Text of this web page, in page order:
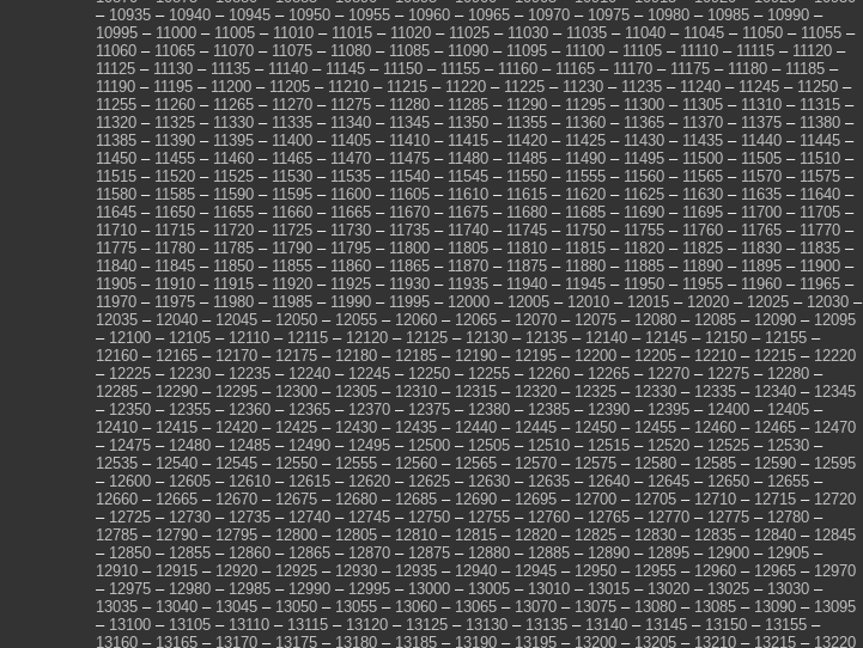
– 10935 – 10940 – 10945 – 10950 – 10955 – 10960 – 10965 – 10970 – 10975 – 10980 – 10985 – 10990 –
10995 – 11000 – 11005 – 11010 – 11015 – 11020 – 11025 – 11030 – 11035 – 11040 – 11045 – 11050 – 11055 –
11060 – 11065 – 11070 – 11075 – 11080 – 11085 – 11090 – 11095 – 11100 – 11105 – 11110 – 11115 – 11120 –
11125 – 11130 – 11135 – 11140 – 11145 – 11150 – 11155 – 11160 – 11165 – 11170 – 11175 – 11180 – 11185 –
11190 – 11195 – 11200 – 11205 – 11210 – 11215 – 11220 – 11225 – 11230 – 11235 – 11240 – 11245 – 11250 –
11255 – 11260 – 11265 – 11270 – 11275 – 11280 – 11285 – 11290 – 11295 – 11300 – 11305 – 11310 – 11315 –
11320 – 11325 – 11330 – 11335 – 11340 – 11345 – 11350 – 11355 – 11360 – 11365 – 11370 – 11375 – 11380 –
11385 – 11390 – 11395 – 11400 – 11405 – 11410 – 11415 – 11420 – 11425 – 11430 – 11435 – 11440 – 11445 –
11450 – 11455 – 11460 – 11465 – 11470 – 11475 – 11480 – 11485 – 11490 – 11495 – 11500 – 11505 – 11510 –
11515 – 11520 – 11525 – 11530 – 11535 – 11540 – 11545 – 11550 – 11555 – 11560 – 11565 – 11570 – 11575 –
11580 – 11585 – 11590 – 11595 – 11600 – 11605 – 11610 – 11615 – 11620 – 11625 – 11630 – 11635 – 11640 –
11645 – 11650 – 11655 – 11660 – 11665 – 11670 – 11675 – 11680 – 11685 – 11690 – 11695 – 11700 – 11705 –
11710 – 11715 – 11720 – 11725 – 11730 – 11735 – 11740 – 11745 – 11750 – 11755 – 11760 – 11765 – 11770 –
11775 – 11780 – 11785 – 11790 – 11795 – 11800 – 11805 – 11810 – 11815 – 11820 – 11825 – 11830 – 11835 –
11840 – 11845 – 11850 – 11855 – 11860 – 11865 – 11870 – 11875 – 11880 – 11885 – 11890 – 11895 – 11900 –
11905 – 11910 – 11915 – 11920 – 11925 – 11930 – 11935 – 11940 – 11945 – 11950 – 11955 – 11960 – 11965 –
11970 – 11975 – 11980 – 11985 – 11990 – 11995 – 12000 – 12005 – 12010 – 12015 – 12020 – 12025 – 12030 –
12035 – 12040 – 12045 – 12050 – 12055 – 12060 – 12065 – 12070 – 12075 – 12080 – 12085 – 12090 – 12095
– 12100 – 12105 – 12110 – 12115 – 12120 – 12125 – 12130 – 12135 – 12140 – 12145 – 12150 – 12155 –
12160 – 12165 – 12170 – 12175 – 12180 – 12185 – 12190 – 12195 – 12200 – 12205 – 12210 – 12215 – 12220
– 12225 – 12230 – 12235 – 12240 – 12245 – 12250 – 12255 – 12260 – 12265 – 12270 – 12275 – 12280 –
12285 – 12290 – 12295 – 12300 – 12305 – 12310 – 12315 – 12320 – 12325 – 12330 – 12335 – 12340 – 12345
– 12350 – 12355 – 12360 – 12365 – 12370 – 12375 – 12380 – 12385 – 12390 – 12395 – 12400 – 12405 –
12410 – 12415 – 12420 – 12425 – 12430 – 12435 – 12440 – 12445 – 12450 – 12455 – 12460 – 12465 – 12470
– 12475 – 12480 – 12485 – 12490 – 12495 – 12500 – 12505 – 12510 – 12515 – 12520 – 12525 – 12530 –
12535 – 12540 – 12545 – 12550 – 12555 – 12560 – 12565 – 12570 – 12575 – 12580 – 12585 – 12590 – 12595
– 12600 – 12605 – 12610 – 12615 – 12620 – 12625 – 12630 – 12635 – 12640 – 12645 – 12650 – 12655 –
12660 – 12665 – 12670 – 12675 – 12680 – 12685 – 12690 – 12695 – 12700 – 12705 – 12710 – 12715 – 12720
– 12725 – 12730 – 12735 – 12740 – 12745 – 12750 – 12755 – 12760 – 12765 – 12770 – 12775 – 12780 –
12785 – 12790 – 12795 – 12800 – 12805 – 12810 – 12815 – 12820 – 12825 – 12830 – 12835 – 12840 – 12845
– 12850 – 12855 – 12860 – 12865 – 12870 – 12875 – 12880 – 12885 – 12890 – 12895 – 12900 – 12905 –
12910 – 12915 – 12920 – 12925 – 12930 – 12935 – 12940 – 12945 – 12950 – 12955 – 12960 – 12965 – 12970
– 12975 – 12980 – 12985 – 12990 – 12995 – 13000 – 13005 – 13010 – 13015 – 13020 – 13025 – 13030 –
13035 – 13040 – 13045 – 13050 – 13055 – 13060 – 13065 – 13070 – 13075 – 13080 – 13085 – 13090 – 13095
– 13100 – 13105 – 13110 – 13115 – 13120 – 13125 – 13130 – 13135 – 13140 – 13145 – 13150 – 13155 –
13160 – 13165 – 13170 – 13175 – 13180 – 13185 – 13190 – 13195 – 13200 – 13205 – 13210 – 13215 – 13220